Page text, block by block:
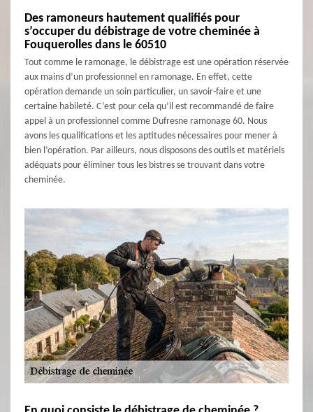
Des ramoneurs hautement qualifiés pour
s’occuper du débistrage de votre cheminée à
Fouquerolles dans le 60510
Tout comme le ramonage, le débistrage est une opération réservée
aux mains d’un professionnel en ramonage. En effet, cette
opération demande un soin particulier, un savoir-faire et une
certaine habileté. C’est pour cela qu’il est recommandé de faire
appel à un professionnel comme Dufresne ramonage 60. Nous
avons les qualifications et les aptitudes nécessaires pour mener à
bien l’opération. Par ailleurs, nous disposons des outils et matériels
adéquats pour éliminer tous les bistres se trouvant dans votre
cheminée.